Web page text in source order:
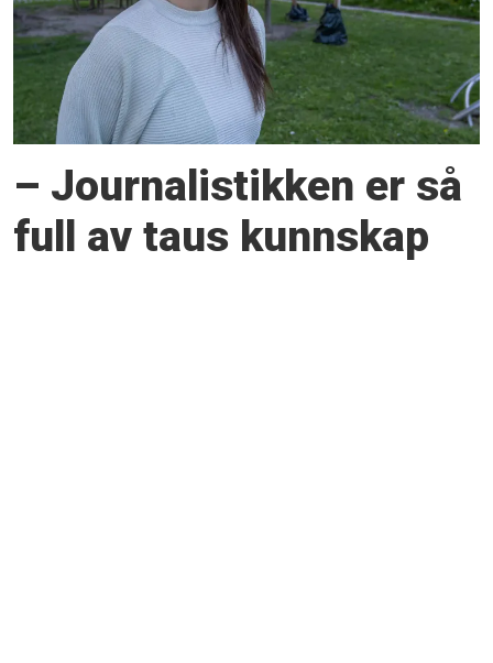
– Journalistikken er så
full av taus kunnskap